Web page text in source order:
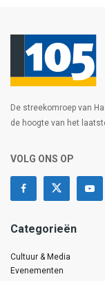
De streekomroep van
de hoogte van het
VOLG ONS OP
Categorieën
Cultuur & Media
Evenementen